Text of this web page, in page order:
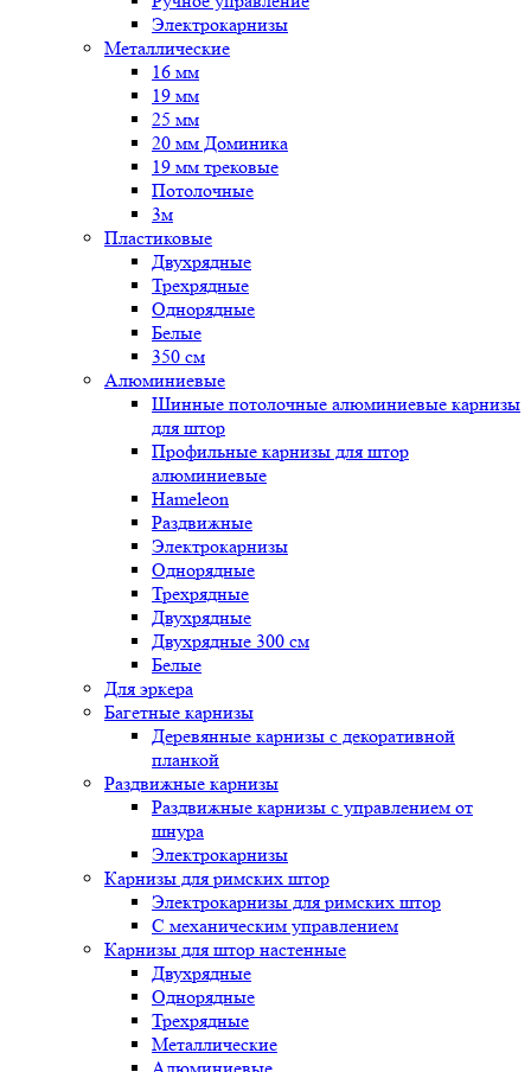
Электрокарнизы
Металлические
16 мм
19 мм
25 мм
20 мм Доминика
19 мм трековые
Потолочные
3м
Пластиковые
Двухрядные
Трехрядные
Однорядные
Белые
350 см
Алюминиевые
Шинные потолочные алюминиевые карнизы
для штор
Профильные карнизы для штор
алюминиевые
Hameleon
Раздвижные
Электрокарнизы
Однорядные
Трехрядные
Двухрядные
Двухрядные 300 см
Белые
Для эркера
Багетные карнизы
Деревянные карнизы с декоративной
планкой
Раздвижные карнизы
Раздвижные карнизы с управлением от
шнура
Электрокарнизы
Карнизы для римских штор
Электрокарнизы для римских штор
C механическим управлением
Карнизы для штор настенные
Двухрядные
Однорядные
Трехрядные
Металлические